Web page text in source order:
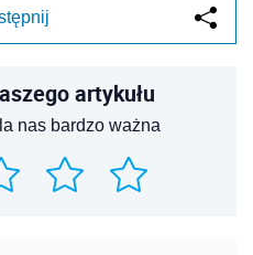
artykułu
nas bardzo ważna